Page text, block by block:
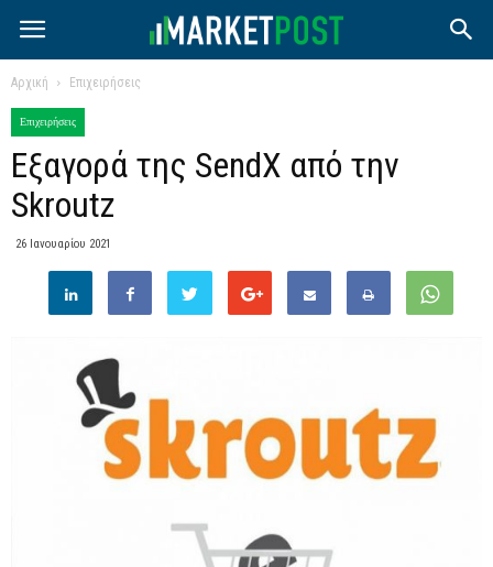
Αρχική Επιχειρήσεις
Επιχειρήσεις
Εξαγορά της SendX από την
Skroutz
26 Ιανουαρίου 2021